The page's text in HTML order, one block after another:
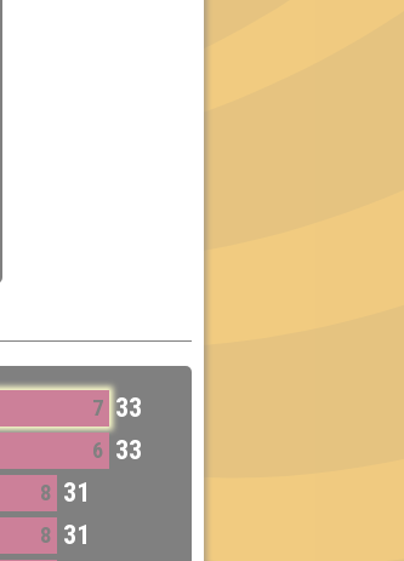
7 33
6 33
8 31
8 31